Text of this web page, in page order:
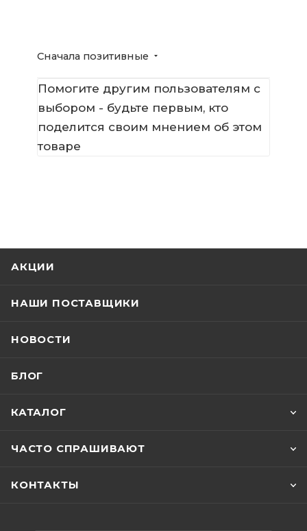
Сначала позитивные
Помогите другим пользователям с
выбором - будьте первым, кто
поделится своим мнением об этом
товаре
АКЦИИ
НАШИ ПОСТАВЩИКИ
НОВОСТИ
БЛОГ
КАТАЛОГ
ЧАСТО СПРАШИВАЮТ
КОНТАКТЫ